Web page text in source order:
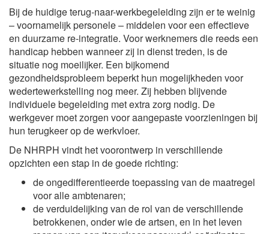
Bij de huidige terug-naar-werkbegeleiding zijn er te weinig
– voornamelijk personele – middelen voor een effectieve
en duurzame re-integratie. Voor werknemers die reeds een
handicap hebben wanneer zij in dienst treden, is de
situatie nog moeilijker. Een bijkomend
gezondheidsprobleem beperkt hun mogelijkheden voor
wedertewerkstelling nog meer. Zij hebben blijvende
individuele begeleiding met extra zorg nodig. De
werkgever moet zorgen voor aangepaste voorzieningen bij
hun terugkeer op de werkvloer.
De NHRPH vindt het voorontwerp in verschillende
opzichten een stap in de goede richting:
de ongedifferentieerde toepassing van de maatregel
voor alle ambtenaren;
de verduidelijking van de rol van de verschillende
betrokkenen, onder wie de artsen, en in het leven